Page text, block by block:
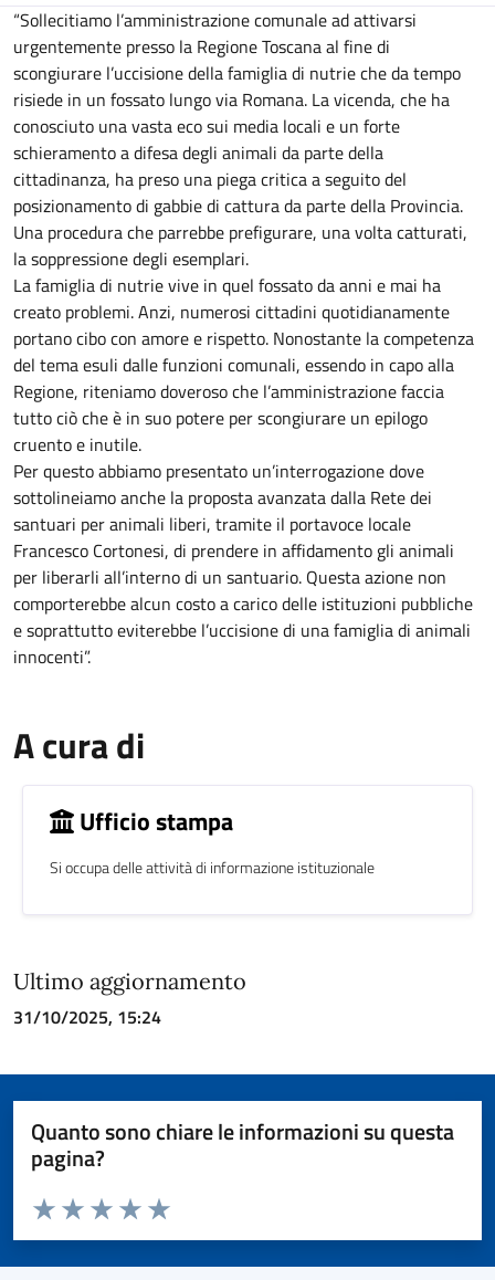
Descrizione
“Sollecitiamo l’amministrazione comunale ad attivarsi
urgentemente presso la Regione Toscana al fine di
scongiurare l’uccisione della famiglia di nutrie che da tempo
risiede in un fossato lungo via Romana. La vicenda, che ha
conosciuto una vasta eco sui media locali e un forte
schieramento a difesa degli animali da parte della
cittadinanza, ha preso una piega critica a seguito del
posizionamento di gabbie di cattura da parte della Provincia.
Una procedura che parrebbe prefigurare, una volta catturati,
la soppressione degli esemplari.
La famiglia di nutrie vive in quel fossato da anni e mai ha
creato problemi. Anzi, numerosi cittadini quotidianamente
portano cibo con amore e rispetto. Nonostante la competenza
del tema esuli dalle funzioni comunali, essendo in capo alla
Regione, riteniamo doveroso che l’amministrazione faccia
tutto ciò che è in suo potere per scongiurare un epilogo
cruento e inutile.
Per questo abbiamo presentato un’interrogazione dove
sottolineiamo anche la proposta avanzata dalla Rete dei
santuari per animali liberi, tramite il portavoce locale
Francesco Cortonesi, di prendere in affidamento gli animali
per liberarli all’interno di un santuario. Questa azione non
comporterebbe alcun costo a carico delle istituzioni pubbliche
e soprattutto eviterebbe l’uccisionedi una famiglia di animali
innocenti”.
A cura di
Ufficio stampa
Si occupa delle attività di informazione istituzionale
Ultimo aggiornamento
31/10/2025, 15:24
Quanto sono chiare le informazioni su questa
pagina?
Valuta da 1 a 5 stelle la pagina
Valuta 5 stelle su 5
Valuta 4 stelle su 5
Valuta 3 stelle su 5
Valuta 2 stelle su 5
Valuta 1 stelle su 5